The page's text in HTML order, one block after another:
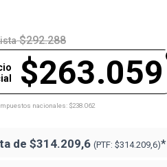
$292.288
$263.059
nacionales: $238.062
de $314.209,6 (PTF: $314.209,6)*